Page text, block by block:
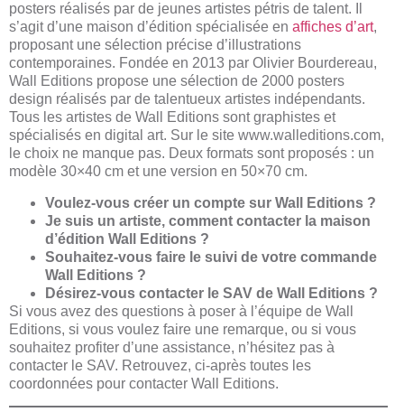
posters réalisés par de jeunes artistes pétris de talent. Il
s’agit d’une maison d’édition spécialisée en affiches d’art,
proposant une sélection précise d’illustrations
contemporaines. Fondée en 2013 par Olivier Bourdereau,
Wall Editions propose une sélection de 2000 posters
design réalisés par de talentueux artistes indépendants.
Tous les artistes de Wall Editions sont graphistes et
spécialisés en digital art. Sur le site www.walleditions.com,
le choix ne manque pas. Deux formats sont proposés : un
modèle 30×40 cm et une version en 50×70 cm.
Voulez-vous créer un compte sur Wall Editions ?
Je suis un artiste, comment contacter la maison
d’édition Wall Editions ?
Souhaitez-vous faire le suivi de votre commande
Wall Editions ?
Désirez-vous contacter le SAV de Wall Editions ?
Si vous avez des questions à poser à l’équipe de Wall
Editions, si vous voulez faire une remarque, ou si vous
souhaitez profiter d’une assistance, n’hésitez pas à
contacter le SAV. Retrouvez, ci-après toutes les
coordonnées pour contacter Wall Editions.